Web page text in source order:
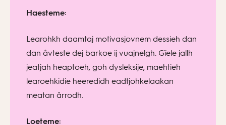
Haesteme:
Learohkh daamtaj motivasjovnem dessieh dan
dan åvteste dej barkoe ij vuajnelgh. Gïele jallh
jeatjah heaptoeh, goh dysleksije, maehtieh
learoehkidie heeredidh eadtjohkelaakan
meatan årrodh.
Loeteme: